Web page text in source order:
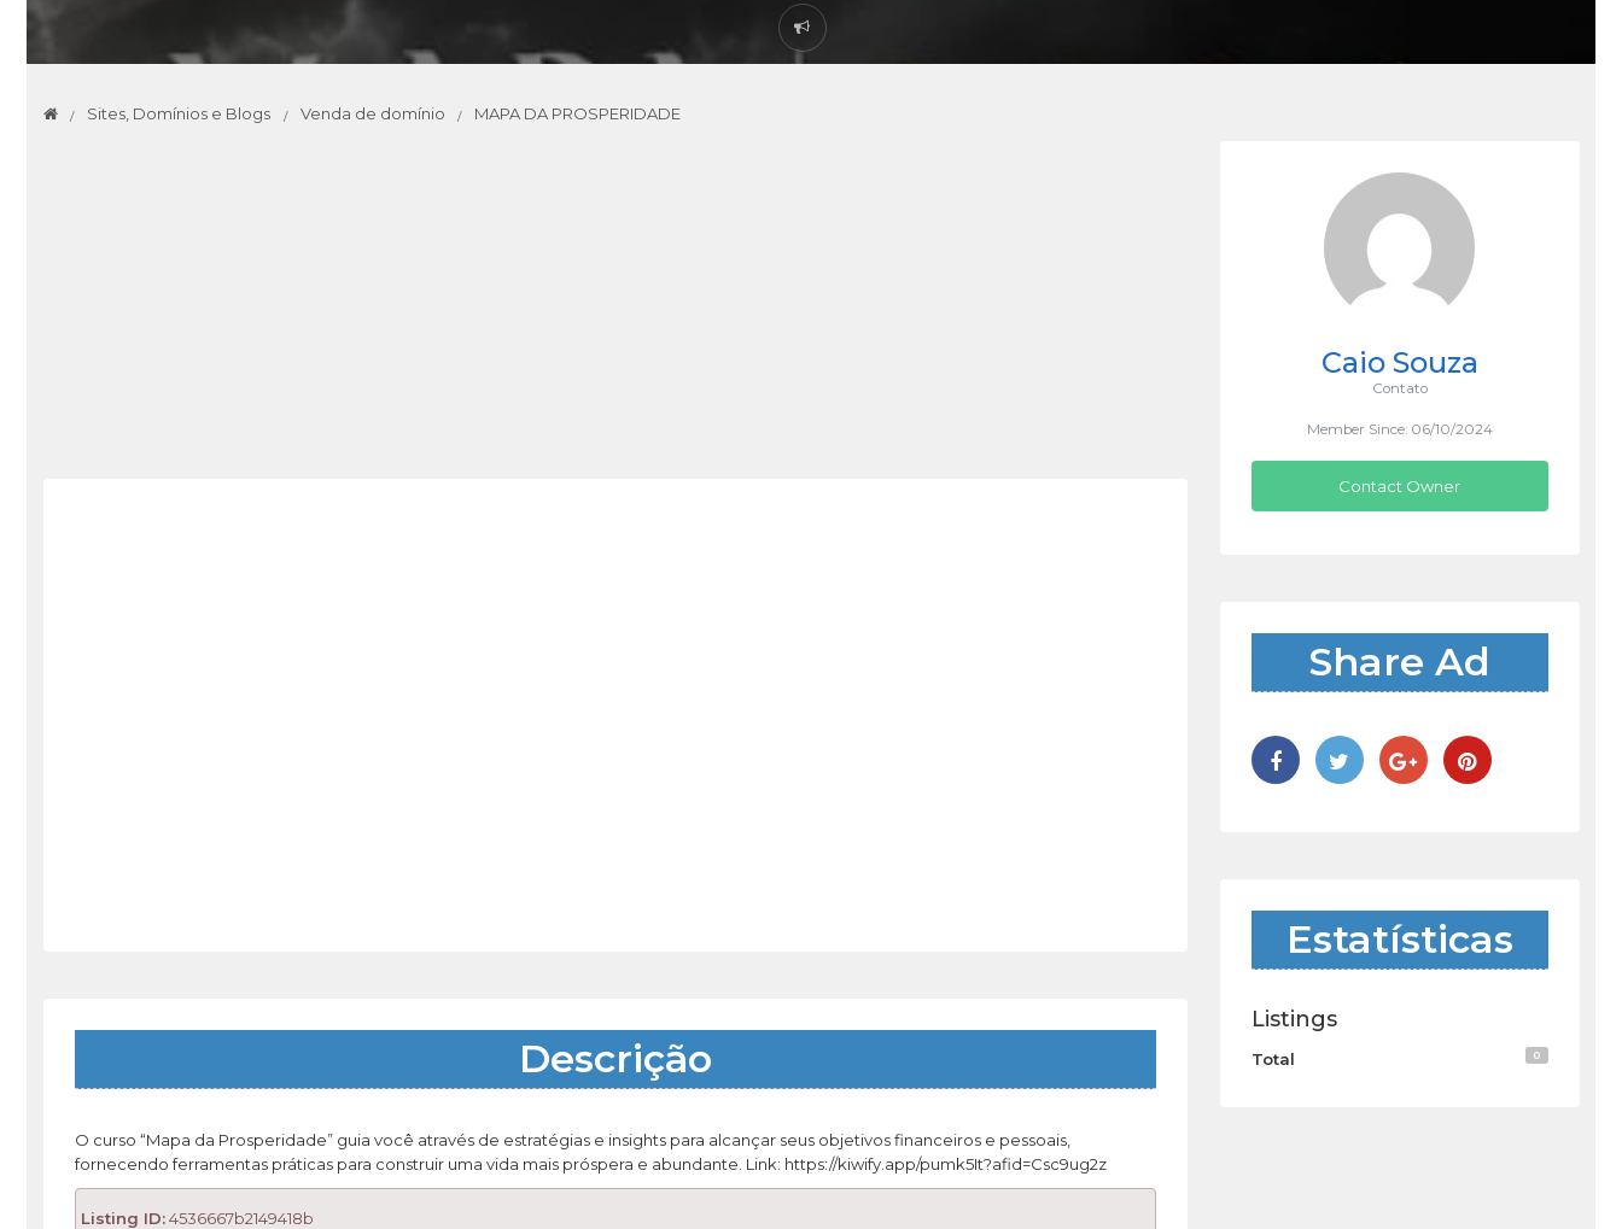
Sites, Domínios e Blogs Venda de domínio MAPA DA PROSPERIDADE
Descrição
O curso “Mapa da Prosperidade” guia você através de estratégias e insights para alcançar seus objetivos financeiros e pessoais,
fornecendo ferramentas práticas para construir uma vida mais próspera e abundante. Link: https://kiwify.app/pumk5It?afid=Csc9ug2z
Listing ID:4536667b2149418b
Caio Souza
Contato
Member Since: 06/10/2024
Contact Owner
Share Ad
Estatísticas
Listings
Total 0